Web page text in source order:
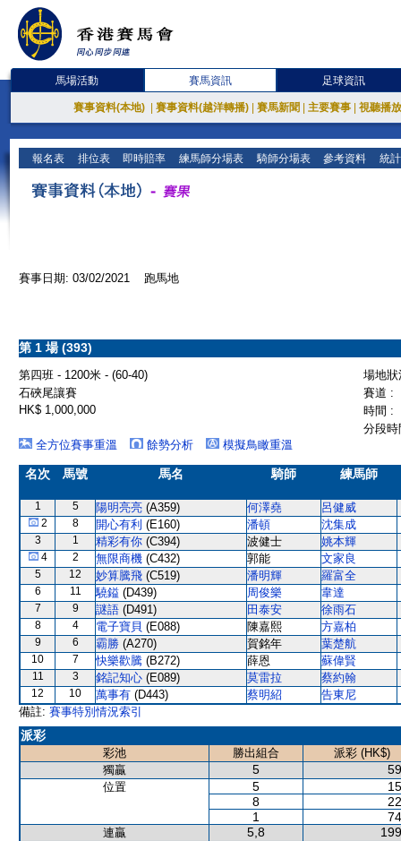
馬場活動 賽馬資訊 足球資訊
賽事資料(本地) 賽事資料(越洋轉播) 賽馬新聞 主要賽事 視聽播
報名表 排位表 即時賠率 練馬師分場表 騎師分場表 參考資料 統
賽事日期: 03/02/2021 跑馬地
第 1 場 (393)
第四班 - 1200米 - (60-40)
場地
石硤尾讓賽
賽道 :
HK$ 1,000,000
時間 :
分段
全方位賽事重溫
餘勢分析 模擬鳥瞰重溫
名次 馬號 馬名 騎師 練馬師
1 5 陽明亮亮 (A359) 何澤堯 呂健威
2 8 開心有利 (E160) 潘頓 沈集成
3 1 精彩有你 (C394) 波健士 姚本輝
4 2 無限商機 (C432) 郭能 文家良
5 12 妙算騰飛 (C519) 潘明輝 羅富全
6 11 驍鎰 (D439) 周俊樂 韋達
7 9 謎語 (D491) 田泰安 徐雨石
8 4 電子寶貝 (E088) 陳嘉熙 方嘉柏
9 6 霸勝 (A270) 賀銘年 葉楚航
10 7 快樂歡騰 (B272) 薛恩 蘇偉賢
11 3 銘記知心 (E089) 莫雷拉 蔡約翰
12 10 萬事有 (D443) 蔡明紹
告東尼
備註: 賽事特別情況索引
派彩
彩池 勝出組合
派彩 (HK$)
獨贏
5
位置 5
8
1
連贏 5,8